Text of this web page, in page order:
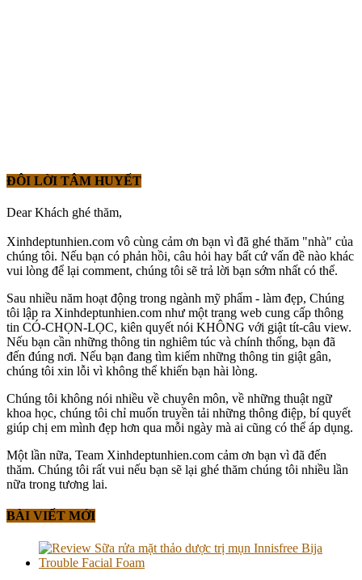
ĐÔI LỜI TÂM HUYẾT
Dear Khách ghé thăm,
Xinhdeptunhien.com vô cùng cảm ơn bạn vì đã ghé thăm "nhà" của
chúng tôi. Nếu bạn có phản hồi, câu hỏi hay bất cứ vấn đề nào khác
vui lòng để lại comment, chúng tôi sẽ trả lời bạn sớm nhất có thể.
Sau nhiều năm hoạt động trong ngành mỹ phẩm - làm đẹp, Chúng
tôi lập ra Xinhdeptunhien.com như một trang web cung cấp thông
tin CÓ-CHỌN-LỌC, kiên quyết nói KHÔNG với giật tít-câu view.
Nếu bạn cần những thông tin nghiêm túc và chính thống, bạn đã
đến đúng nơi. Nếu bạn đang tìm kiếm những thông tin giật gân,
chúng tôi xin lỗi vì không thể khiến bạn hài lòng.
Chúng tôi không nói nhiều về chuyên môn, về những thuật ngữ
khoa học, chúng tôi chỉ muốn truyền tải những thông điệp, bí quyết
giúp chị em mình đẹp hơn qua mỗi ngày mà ai cũng có thể áp dụng.
Một lần nữa, Team Xinhdeptunhien.com cảm ơn bạn vì đã đến
thăm. Chúng tôi rất vui nếu bạn sẽ lại ghé thăm chúng tôi nhiều lần
nữa trong tương lai.
BÀI VIẾT MỚI